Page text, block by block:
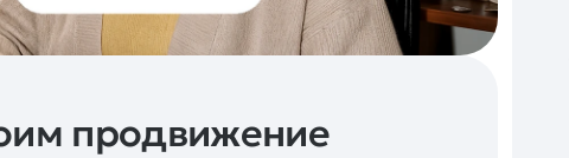
продвижение